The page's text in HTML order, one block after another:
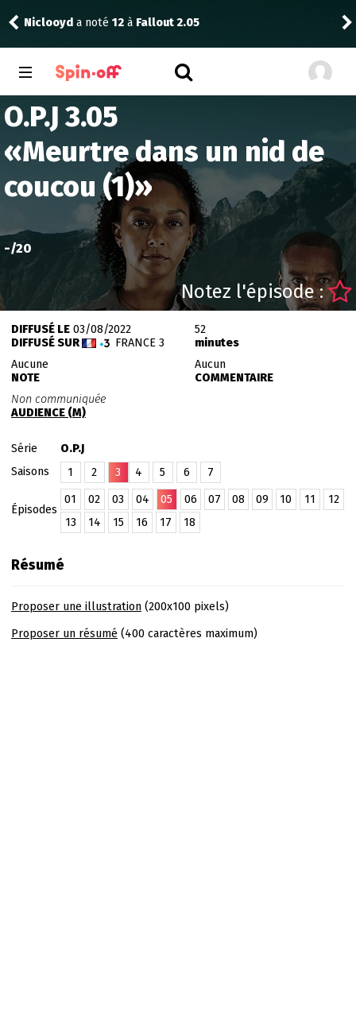
Niclooyd a noté 12 à Fallout 2.05
O.P.J 3.05
«Meurtre dans un nid de
coucou (1)»
-/20
Notez l'épisode :
DIFFUSÉ LE03/08/2022
DIFFUSÉ SUR
FRANCE 3
52
minutes
Aucune
NOTE
Aucun
COMMENTAIRE
Non communiquée
AUDIENCE (M)
Série
O.P.J
Saisons
1 2 3 4 5 6 7
Épisodes
01 02 03 04 05 06 07 08 09 10 11
12
13
14 15 16 17 18
Résumé
Proposer une illustration(200x100 pixels)
Proposer un résumé (400 caractères maximum)